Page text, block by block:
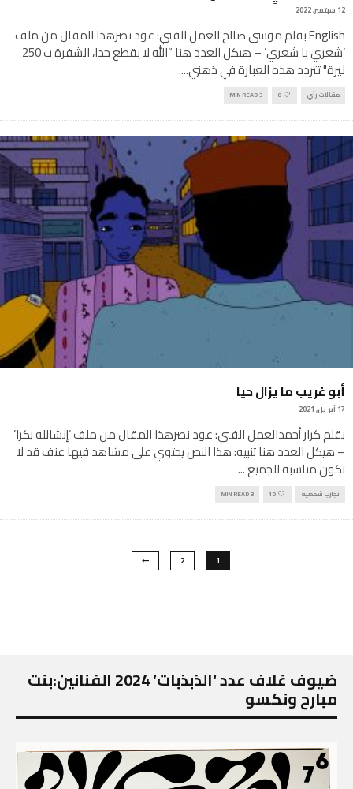
12 سبتمبر, 2022
English بقلم موسى صالح العمل الفني: عود نصرهذا المقال من ملف
‘شعري يا شعري’ – هيكل العدد هنا “الله لا يقطع حدا، الشفرة ب 250
ليرة" تتردد هذه العبارة في ذهني...
مقالات رأي 0
3 MIN READ
أبو غريب ما يزال حيا
17 أبريل, 2021
بقلم كرار أحمدالعمل الفني: عود نصرهذا المقال من ملف ‘إنشالله بكرا’
– هيكل العدد هنا تنبيه: هذا النص يحتوي على مشاهد فيها عنف قد لا
تكون مناسبة للجميع...
تجارب شخصية 10
3 MIN READ
1
2
ضيوف غلاف عدد ‘الذبذبات’ 2024 الفنانين:بنت
مبارح ونكسو